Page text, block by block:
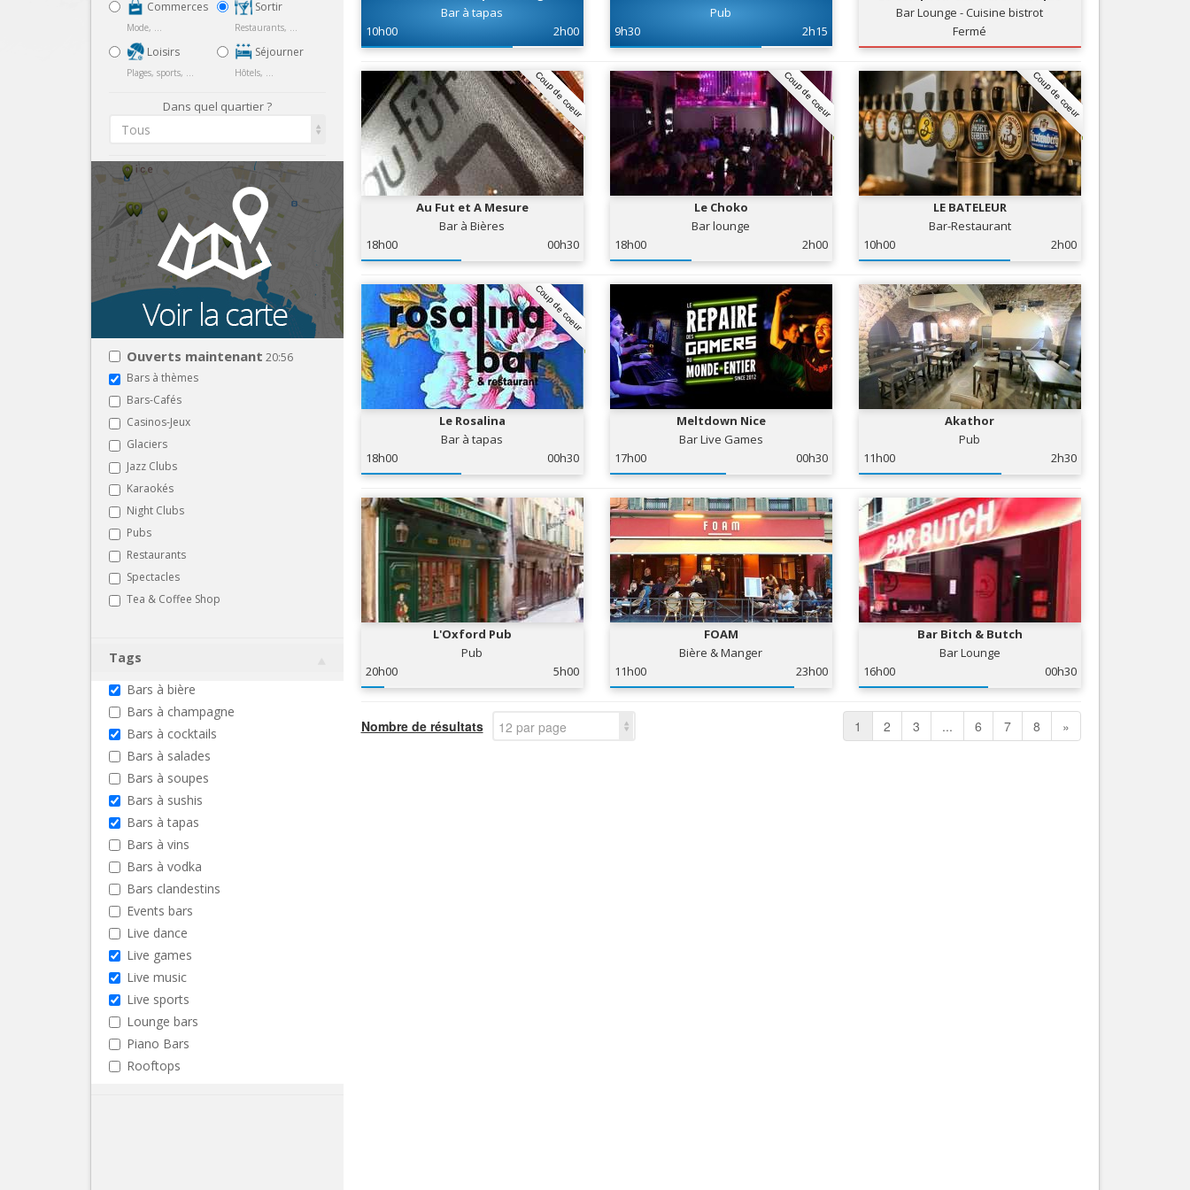
Tourisme, ...
Nice Aéroport
Commerces
Mode, ...
Loisirs
Plages, sports, ...
Sortir
Restaurants, ...
Séjourner
Hôtels, ...
Dans quel quartier ?
Tous
Ouverts maintenant 20:56
Bars à thèmes
Bars-Cafés
Casinos-Jeux
Glaciers
Jazz Clubs
Karaokés
Night Clubs
Pubs
Restaurants
Spectacles
Tea & Coffee Shop
Tags
Bars à bière
Bars à champagne
Bars à cocktails
Bars à salades
Bars à soupes
Bars à sushis
Bars à tapas
Bars à vins
Bars à vodka
Bars clandestins
Events bars
Live dance
Live games
Live music
Live sports
Lounge bars
Piano Bars
Rooftops
Bar à tapas
10h00
2h00
Pub
9h30
2h15
Bar Lounge - Cuisine bistrot
Fermé
Coup de coeur
Au Fut et A Mesure
Bar à Bières
18h00
00h30
Coup de coeur
Le Choko
Bar lounge
18h00
2h00
Coup de coeur
LE BATELEUR
Bar-Restaurant
10h00
2h00
Coup de coeur
Le Rosalina
Bar à tapas
18h00
00h30
Meltdown Nice
Bar Live Games
17h00
00h30
Akathor
Pub
11h00
2h30
L'Oxford Pub
Pub
20h00
5h00
FOAM
Bière & Manger
11h00
23h00
Bar Bitch & Butch
Bar Lounge
16h00
00h30
Nombre de résultats 12 par page 1 2 3 ... 6 7 8 »